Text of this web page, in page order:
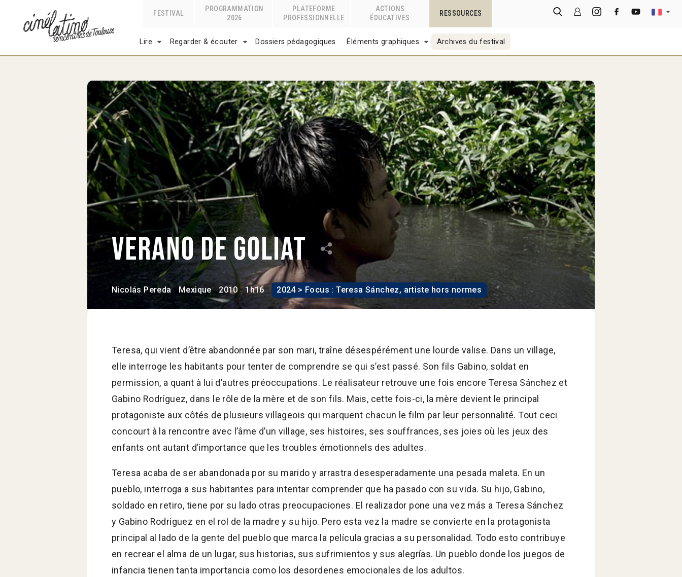
FESTIVAL
PROGRAMMATION
2026
PLATEFORME
PROFESSIONNELLE
ACTIONS
ÉDUCATIVES
RESSOURCES
Lire Regarder & écouter Dossiers pédagogiques Éléments graphiques Archives du festival
Verano de Goliat
Nicolás Pereda Mexique 2010 1h16 2024 > Focus : Teresa Sánchez, artiste hors normes
Teresa, qui vient d’être abandonnée par son mari, traîne désespérément une lourde valise. Dans un village,
elle interroge les habitants pour tenter de comprendre se qui s’est passé. Son fils Gabino, soldat en
permission, a quant à lui d’autres préoccupations. Le réalisateur retrouve une fois encore Teresa Sánchez et
Gabino Rodríguez, dans le rôle de la mère et de son fils. Mais, cette fois-ci, la mère devient le principal
protagoniste aux côtés de plusieurs villageois qui marquent chacun le film par leur personnalité. Tout ceci
concourt à la rencontre avec l’âme d’un village, ses histoires, ses souffrances, ses joies où les jeux des
enfants ont autant d’importance que les troubles émotionnels des adultes.
Teresa acaba de ser abandonada por su marido y arrastra desesperadamente una pesada maleta. En un
pueblo, interroga a sus habitantes para intentar comprender que ha pasado con su vida. Su hijo, Gabino,
soldado en retiro, tiene por su lado otras preocupaciones. El realizador pone una vez más a Teresa Sánchez
y Gabino Rodríguez en el rol de la madre y su hijo. Pero esta vez la madre se convierte en la protagonista
principal al lado de la gente del pueblo que marca la película gracias a su personalidad. Todo esto contribuye
en recrear el alma de un lugar, sus historias, sus sufrimientos y sus alegrías. Un pueblo donde los juegos de
infancia tienen tanta importancia como los desordenes emocionales de los adultos.